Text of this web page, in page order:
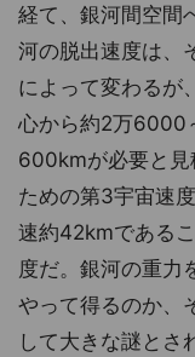
経て、銀河間空間
河の脱出速度は、
によって変わるが
心から約2万6000
600kmが必要と見
ための第3宇宙速
速約42kmである
度だ。銀河の重力
やって得るのか、
して大きな謎とさ